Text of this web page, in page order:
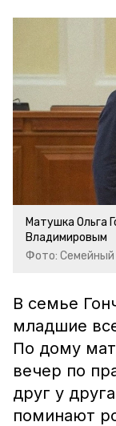
Матушка Ольга
Владимировым
Фото: Семейный
В семье
младшие
По дому
вечер по
друг у
поминают